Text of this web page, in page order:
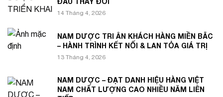
14 Tháng 4, 2026
NAM DƯỢC TRI ÂN KHÁCH HÀNG MIỀN BẮC
– HÀNH TRÌNH KẾT NỐI & LAN TỎA GIÁ TRỊ
13 Tháng 4, 2026
NAM DƯỢC – ĐẠT DANH HIỆU HÀNG VIỆT
NAM CHẤT LƯỢNG CAO NHIỀU NĂM LIÊN